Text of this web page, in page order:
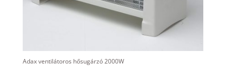
Adax ventilátoros hősugárzó 2000W